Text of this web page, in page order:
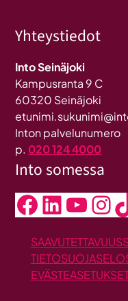
Yhteystiedot
Into Seinäjoki
Kampusranta 9 C
60320 Seinäjoki
Inton palvelunumero
p. 020 124 4000
Into somessa
Facebook LinkedIn YouTube InstagramTikTok